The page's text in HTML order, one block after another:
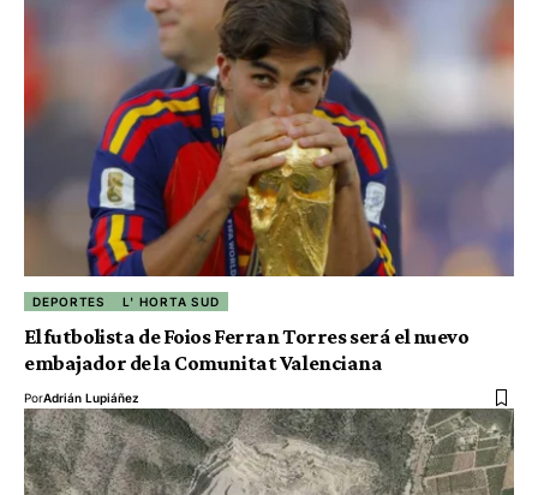
DEPORTES L' HORTA SUD
El futbolista de Foios Ferran Torres será el nuevo
embajador de la Comunitat Valenciana
PorAdrián Lupiáñez